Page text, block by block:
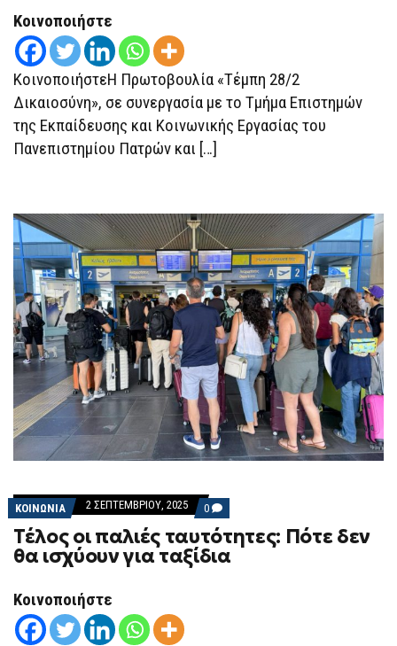
Κοινοποιήστε
ΚοινοποιήστεΗ Πρωτοβουλία «Τέμπη 28/2
Δικαιοσύνη», σε συνεργασία με το Τμήμα Επιστημών
της Εκπαίδευσης και Κοινωνικής Εργασίας του
Πανεπιστημίου Πατρών και […]
ΚΟΙΝΩΝΙΑ 2 ΣΕΠΤΕΜΒΡΊΟΥ, 2025 0 COMMENTS
ON
ΤΈΛΟΣ
ΟΙ
ΠΑΛΙΈΣ
Τέλος οι παλιές ταυτότητες: Πότε δεν
θα ισχύουν για ταξίδια
Κοινοποιήστε